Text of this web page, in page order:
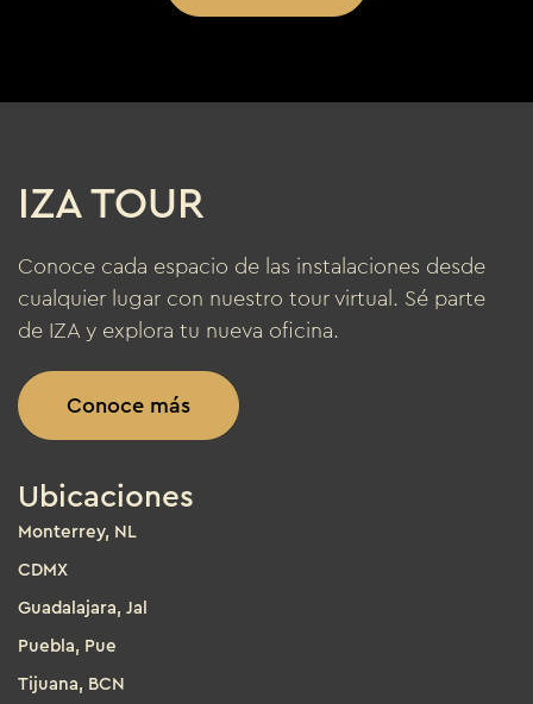
IZA TOUR
Conoce cada espacio de las instalaciones desde
cualquier lugar con nuestro tour virtual. Sé parte
de IZA y explora tu nueva oficina.
Conoce más
Ubicaciones
Monterrey, NL
CDMX
Guadalajara, Jal
Puebla, Pue
Tijuana, BCN